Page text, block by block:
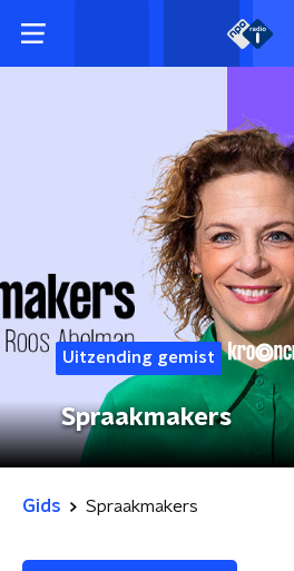
Uitzending gemist
Spraakmakers
Gids Spraakmakers